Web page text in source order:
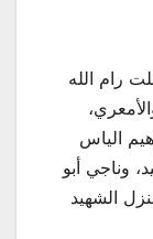
رام الله
الياس
وناجي أبو
الشهيد